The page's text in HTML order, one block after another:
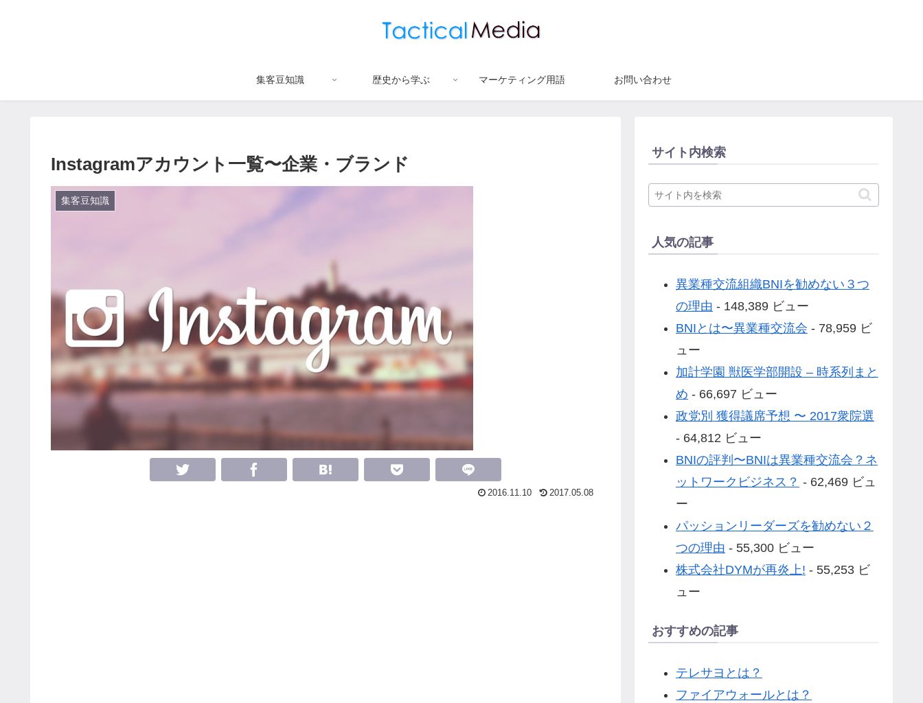
集客豆知識 歴史から学ぶ マーケティング用語 お問い合わせ
Instagramアカウント一覧〜企業・ブランド
集客豆知識
2016.11.10 2017.05.08
サイト内検索
人気の記事
異業種交流組織BNIを勧めない３つ
の理由 - 148,389 ビュー
BNIとは〜異業種交流会 - 78,959 ビ
ュー
加計学園 獣医学部開設 – 時系列まと
め - 66,697 ビュー
政党別 獲得議席予想 〜 2017衆院選
- 64,812 ビュー
BNIの評判〜BNIは異業種交流会？ネ
ットワークビジネス？ - 62,469 ビュ
ー
パッションリーダーズを勧めない２
つの理由 - 55,300 ビュー
株式会社DYMが再炎上! - 55,253 ビ
ュー
おすすめの記事
テレサヨとは？
ファイアウォールとは？